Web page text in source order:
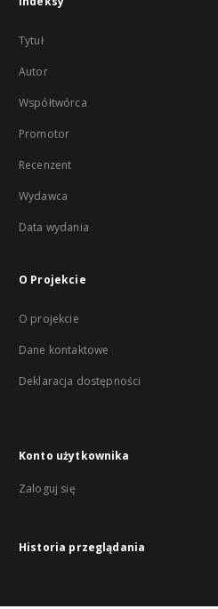
Tytuł
Autor
Współtwórca
Promotor
Recenzent
Wydawca
Data wydania
O Projekcie
O projekcie
Dane kontaktowe
Deklaracja dostępności
Konto użytkownika
Zaloguj się
Historia przeglądania